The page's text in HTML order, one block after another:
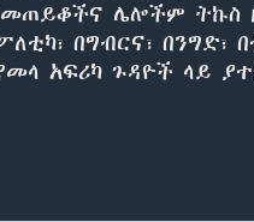
ሌሎችም ትኩስ
በግብርና፣ በንግድ፣
አፍሪካ ጉዳዮች ላይ